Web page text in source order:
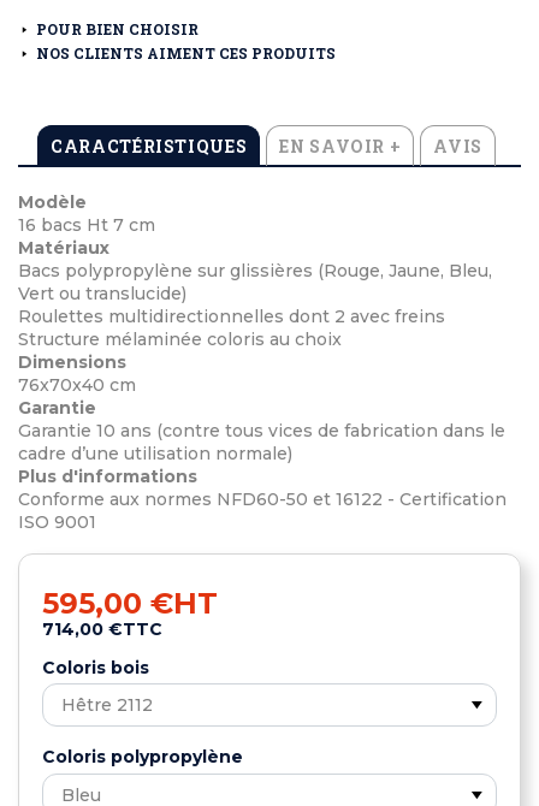
POUR BIEN CHOISIR
NOS CLIENTS AIMENT CES PRODUITS
CARACTÉRISTIQUES EN SAVOIR + AVIS
Modèle
16 bacs Ht 7 cm
Matériaux
Bacs polypropylène sur glissières (Rouge, Jaune, Bleu,
Vert ou translucide)
Roulettes multidirectionnelles dont 2 avec freins
Structure mélaminée coloris au choix
Dimensions
76x70x40 cm
Garantie
Garantie 10 ans (contre tous vices de fabrication dans le
cadre d’une utilisation normale)
Plus d'informations
Conforme aux normes NFD60-50 et 16122 - Certification
ISO 9001
595,00 €HT
714,00 €TTC
Coloris bois
Coloris polypropylène